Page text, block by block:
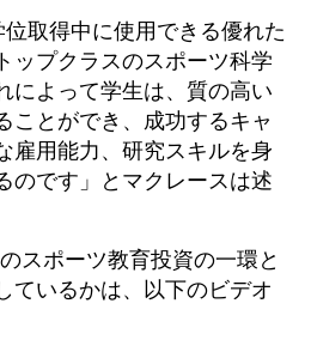
取得中に使用できる優れた
ップクラスのスポーツ科学
によって学生は、質の高い
ことができ、成功するキャ
雇用能力、研究スキルを身
のです」とマクレースは述
スポーツ教育投資の一環と
ているかは、以下のビデオ